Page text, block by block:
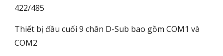
422/485
Thiết bị đầu cuối 9 chân D-Sub bao gồm COM1 và
COM2